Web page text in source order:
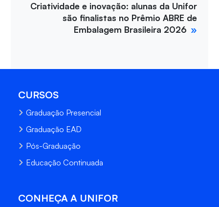
Criatividade e inovação: alunas da Unifor
são finalistas no Prêmio ABRE de
Embalagem Brasileira 2026
CURSOS
Graduação Presencial
Graduação EAD
Pós-Graduação
Educação Continuada
CONHEÇA A UNIFOR